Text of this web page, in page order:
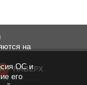
НАВЕРХ
на
ОС и
его